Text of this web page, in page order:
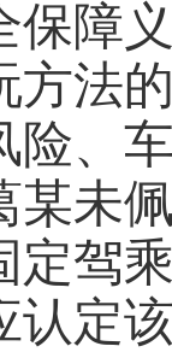
保障
方法
险、
某未
定驾
认定